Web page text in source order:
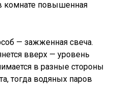
комнате повышенная
— зажженная свеча.
вверх — уровень
в разные стороны
тогда водяных паров